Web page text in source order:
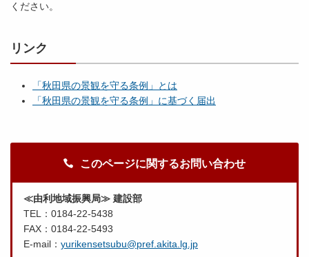
ください。
リンク
「秋田県の景観を守る条例」とは
「秋田県の景観を守る条例」に基づく届出
このページに関するお問い合わせ
≪由利地域振興局≫ 建設部
TEL：0184-22-5438
FAX：0184-22-5493
E-mail： yurikensetsubu@pref.akita.lg.jp